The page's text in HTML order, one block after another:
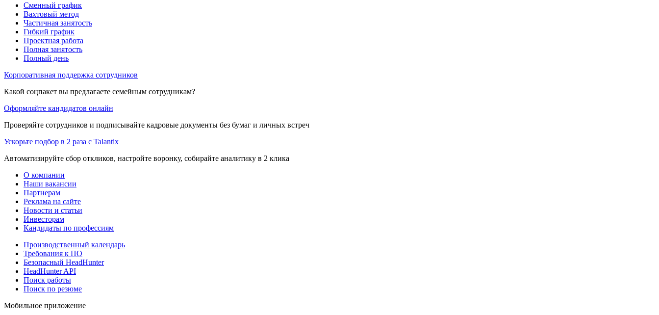
Сменный график
Вахтовый метод
Частичная занятость
Гибкий график
Проектная работа
Полная занятость
Полный день
Корпоративная поддержка сотрудников
Какой соцпакет вы предлагаете семейным сотрудникам?
Оформляйте кандидатов онлайн
Проверяйте сотрудников и подписывайте кадровые документы без бумаг и личных встреч
Ускорьте подбор в 2 раза с Talantix
Автоматизируйте сбор откликов, настройте воронку, собирайте аналитику в 2 клика
О компании
Наши вакансии
Партнерам
Реклама на сайте
Новости и статьи
Инвесторам
Кандидаты по профессиям
Производственный календарь
Требования к ПО
Безопасный HeadHunter
HeadHunter API
Поиск работы
Поиск по резюме
Мобильное приложение